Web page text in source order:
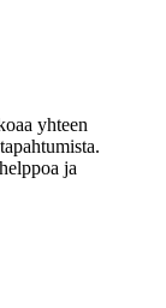
yhteen
ja